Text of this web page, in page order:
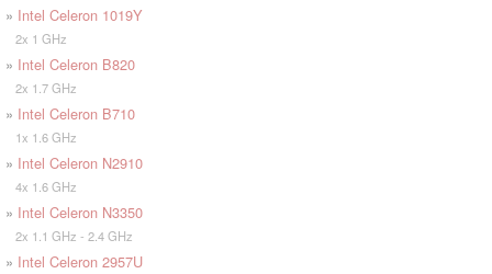
» Intel Celeron 1019Y
2x 1 GHz
» Intel Celeron B820
2x 1.7 GHz
» Intel Celeron B710
1x 1.6 GHz
» Intel Celeron N2910
4x 1.6 GHz
» Intel Celeron N3350
2x 1.1 GHz - 2.4 GHz
» Intel Celeron 2957U